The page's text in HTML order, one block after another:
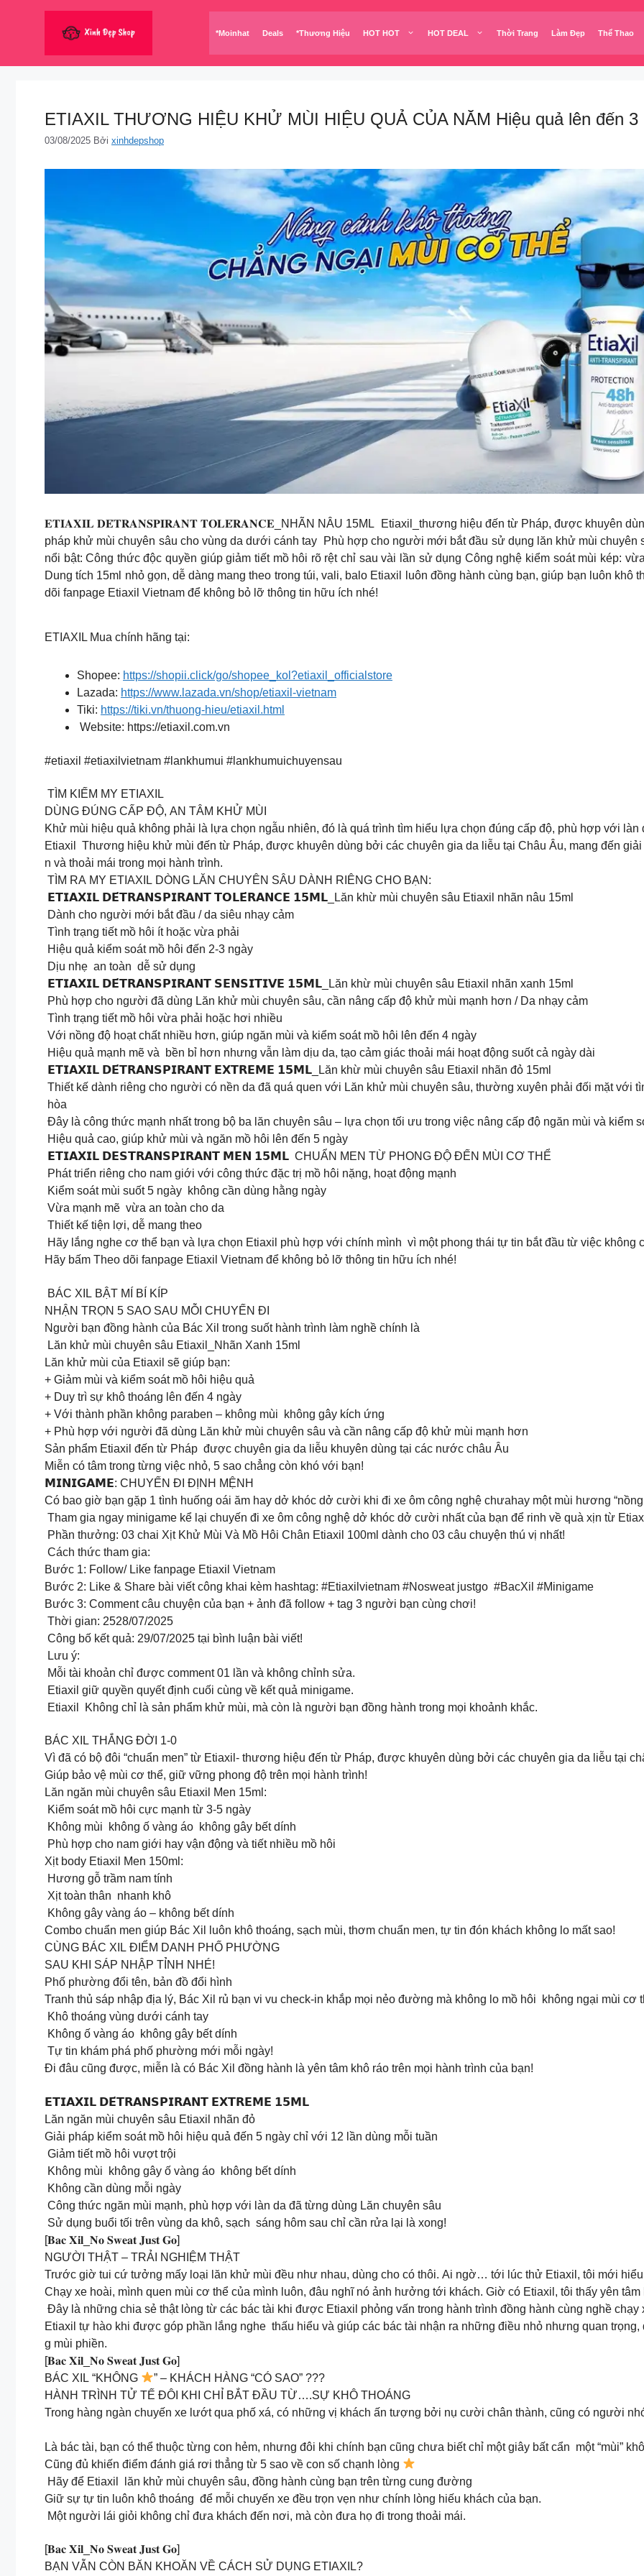
*Moinhat Deals *Thương Hiệu HOT HOT HOT DEAL Thời Trang Làm Đẹp Thể Thao
ETIAXIL THƯƠNG HIỆU KHỬ MÙI HIỆU QUẢ CỦA NĂM Hiệu quả lên đến
03/08/2025 Bởi xinhdepshop
𝐄𝐓𝐈𝐀𝐗𝐈𝐋 𝐃𝐄́𝐓𝐑𝐀𝐍𝐒𝐏𝐈𝐑𝐀𝐍𝐓 𝐓𝐎𝐋𝐄́𝐑𝐀𝐍𝐂𝐄_NHÃN NÂU 15ML Etiaxil_thương hiệu đến từ Pháp, được khuyên
pháp khử mùi chuyên sâu cho vùng da dưới cánh tay Phù hợp cho người mới bắt đầu sử dụng lăn khử mùi
nổi bật: Công thức độc quyền giúp giảm tiết mồ hôi rõ rệt chỉ sau vài lần sử dụng Công nghệ kiểm soát mùi kép:
Dung tích 15ml nhỏ gọn, dễ dàng mang theo trong túi, vali, balo Etiaxil luôn đồng hành cùng bạn, giúp bạn luôn khô
dõi fanpage Etiaxil Vietnam để không bỏ lỡ thông tin hữu ích nhé!
ETIAXIL Mua chính hãng tại:
Shopee: https://shopii.click/go/shopee_kol?etiaxil_officialstore
Lazada: https://www.lazada.vn/shop/etiaxil-vietnam
Tiki: https://tiki.vn/thuong-hieu/etiaxil.html
Website: https://etiaxil.com.vn️
#etiaxil #etiaxilvietnam #lankhumui #lankhumuichuyensau
TÌM KIẾM MY ETIAXIL
DÙNG ĐÚNG CẤP ĐỘ, AN TÂM KHỬ MÙI
Khử mùi hiệu quả không phải là lựa chọn ngẫu nhiên, đó là quá trình tìm hiểu lựa chọn đúng cấp độ, phù hợp với
Etiaxil Thương hiệu khử mùi đến từ Pháp, được khuyên dùng bởi các chuyên gia da liễu tại Châu Âu, mang đến
n và thoải mái trong mọi hành trình.
TÌM RA MY ETIAXIL DÒNG LĂN CHUYÊN SÂU DÀNH RIÊNG CHO BẠN:
𝗘𝗧𝗜𝗔𝗫𝗜𝗟 𝗗𝗘́𝗧𝗥𝗔𝗡𝗦𝗣𝗜𝗥𝗔𝗡𝗧 𝗧𝗢𝗟𝗘́𝗥𝗔𝗡𝗖𝗘 𝟭𝟱𝗠𝗟_Lăn khừ mùi chuyên sâu Etiaxil nhãn nâu 15ml
Dành cho người mới bắt đầu / da siêu nhạy cảm
Tình trạng tiết mồ hôi ít hoặc vừa phải
Hiệu quả kiểm soát mồ hôi đến 2-3 ngày
Dịu nhẹ an toàn dễ sử dụng
𝗘𝗧𝗜𝗔𝗫𝗜𝗟 𝗗𝗘́𝗧𝗥𝗔𝗡𝗦𝗣𝗜𝗥𝗔𝗡𝗧 𝗦𝗘𝗡𝗦𝗜𝗧𝗜𝗩𝗘 𝟭𝟱𝗠𝗟_Lăn khừ mùi chuyên sâu Etiaxil nhãn xanh 15ml
Phù hợp cho người đã dùng Lăn khử mùi chuyên sâu, cần nâng cấp độ khử mùi mạnh hơn / Da nhạy cảm
Tình trạng tiết mồ hôi vừa phải hoặc hơi nhiều
Với nồng độ hoạt chất nhiều hơn, giúp ngăn mùi và kiểm soát mồ hôi lên đến 4 ngày
Hiệu quả mạnh mẽ và bền bỉ hơn nhưng vẫn làm dịu da, tạo cảm giác thoải mái hoạt động suốt cả ngày dài
𝗘𝗧𝗜𝗔𝗫𝗜𝗟 𝗗𝗘́𝗧𝗥𝗔𝗡𝗦𝗣𝗜𝗥𝗔𝗡𝗧 𝗘𝗫𝗧𝗥𝗘𝗠𝗘 𝟭𝟱𝗠𝗟_Lăn khừ mùi chuyên sâu Etiaxil nhãn đỏ 15ml
Thiết kế dành riêng cho người có nền da đã quá quen với Lăn khử mùi chuyên sâu, thường xuyên phải đối mặt với
hòa
Đây là công thức mạnh nhất trong bộ ba lăn chuyên sâu – lựa chọn tối ưu trong việc nâng cấp độ ngăn mùi và kiểm
Hiệu quả cao, giúp khử mùi và ngăn mồ hôi lên đến 5 ngày
𝗘𝗧𝗜𝗔𝗫𝗜𝗟 𝗗𝗘𝗦𝗧𝗥𝗔𝗡𝗦𝗣𝗜𝗥𝗔𝗡𝗧 𝗠𝗘𝗡 𝟭𝟱𝗠𝗟 CHUẨN MEN TỪ PHONG ĐỘ ĐẾN MÙI CƠ THỂ
Phát triển riêng cho nam giới với công thức đặc trị mồ hôi nặng, hoạt động mạnh
Kiểm soát mùi suốt 5 ngày không cần dùng hằng ngày
Vừa mạnh mẽ vừa an toàn cho da
Thiết kế tiện lợi, dễ mang theo
Hãy lắng nghe cơ thể bạn và lựa chọn Etiaxil phù hợp với chính mình vì một phong thái tự tin bắt đầu từ việc không
Hãy bấm Theo dõi fanpage Etiaxil Vietnam để không bỏ lỡ thông tin hữu ích nhé!
BÁC XIL BẬT MÍ BÍ KÍP
NHẬN TRỌN 5 SAO SAU MỖI CHUYẾN ĐI
Người bạn đồng hành của Bác Xil trong suốt hành trình làm nghề chính là
Lăn khử mùi chuyên sâu Etiaxil_Nhãn Xanh 15ml
Lăn khử mùi của Etiaxil sẽ giúp bạn:
+ Giảm mùi và kiểm soát mồ hôi hiệu quả
+ Duy trì sự khô thoáng lên đến 4 ngày
+ Với thành phần không paraben – không mùi không gây kích ứng
+ Phù hợp với người đã dùng Lăn khử mùi chuyên sâu và cần nâng cấp độ khử mùi mạnh hơn
Sản phẩm Etiaxil đến từ Pháp được chuyên gia da liễu khuyên dùng tại các nước châu Âu
Miễn có tâm trong từng việc nhỏ, 5 sao chẳng còn khó với bạn!
𝗠𝗜𝗡𝗜𝗚𝗔𝗠𝗘: CHUYẾN ĐI ĐỊNH MỆNH
Có bao giờ bạn gặp 1 tình huống oái ăm hay dở khóc dở cười khi đi xe ôm công nghệ chưahay một mùi hương
Tham gia ngay minigame kể lại chuyến đi xe ôm công nghệ dở khóc dở cười nhất của bạn để rinh về quà xịn từ
Phần thưởng: 03 chai Xịt Khử Mùi Và Mồ Hôi Chân Etiaxil 100ml dành cho 03 câu chuyện thú vị nhất!
Cách thức tham gia:
Bước 1: Follow/ Like fanpage Etiaxil Vietnam
Bước 2: Like & Share bài viết công khai kèm hashtag: #Etiaxilvietnam #Nosweat justgo #BacXil #Minigame
Bước 3: Comment câu chuyện của bạn + ảnh đã follow + tag 3 người bạn cùng chơi!
Thời gian: 2528/07/2025
Công bố kết quả: 29/07/2025 tại bình luận bài viết!
Lưu ý:
Mỗi tài khoản chỉ được comment 01 lần và không chỉnh sửa.
Etiaxil giữ quyền quyết định cuối cùng về kết quả minigame.
Etiaxil Không chỉ là sản phẩm khử mùi, mà còn là người bạn đồng hành trong mọi khoảnh khắc.
BÁC XIL THẮNG ĐỜI 1-0
Vì đã có bộ đôi “chuẩn men” từ Etiaxil- thương hiệu đến từ Pháp, được khuyên dùng bởi các chuyên gia da liễu tại
Giúp bảo vệ mùi cơ thể, giữ vững phong độ trên mọi hành trình!
Lăn ngăn mùi chuyên sâu Etiaxil Men 15ml:
Kiểm soát mồ hôi cực mạnh từ 3-5 ngày
Không mùi không ố vàng áo không gây bết dính
Phù hợp cho nam giới hay vận động và tiết nhiều mồ hôi
Xịt body Etiaxil Men 150ml:
Hương gỗ trầm nam tính
Xịt toàn thân nhanh khô
Không gây vàng áo – không bết dính
Combo chuẩn men giúp Bác Xil luôn khô thoáng, sạch mùi, thơm chuẩn men, tự tin đón khách không lo mất sao!
CÙNG BÁC XIL ĐIỂM DANH PHỐ PHƯỜNG
SAU KHI SÁP NHẬP TỈNH NHÉ!
Phố phường đổi tên, bản đồ đổi hình
Tranh thủ sáp nhập địa lý, Bác Xil rủ bạn vi vu check-in khắp mọi nẻo đường mà không lo mồ hôi không ngại mùi cơ
Khô thoáng vùng dưới cánh tay
Không ố vàng áo không gây bết dính
Tự tin khám phá phố phường mới mỗi ngày!
Đi đâu cũng được, miễn là có Bác Xil đồng hành là yên tâm khô ráo trên mọi hành trình của bạn!
𝗘𝗧𝗜𝗔𝗫𝗜𝗟 𝗗𝗘́𝗧𝗥𝗔𝗡𝗦𝗣𝗜𝗥𝗔𝗡𝗧 𝗘𝗫𝗧𝗥𝗘𝗠𝗘 𝟭𝟱𝗠𝗟
Lăn ngăn mùi chuyên sâu Etiaxil nhãn đỏ
Giải pháp kiểm soát mồ hôi hiệu quả đến 5 ngày chỉ với 12 lần dùng mỗi tuần
️ Giảm tiết mồ hôi vượt trội
️ Không mùi không gây ố vàng áo không bết dính
️ Không cần dùng mỗi ngày
️ Công thức ngăn mùi mạnh, phù hợp với làn da đã từng dùng Lăn chuyên sâu
Sử dụng buổi tối trên vùng da khô, sạch sáng hôm sau chỉ cần rửa lại là xong!
[𝐁𝐚𝐜 𝐗𝐢𝐥_𝐍𝐨 𝐒𝐰𝐞𝐚𝐭 𝐉𝐮𝐬𝐭 𝐆𝐨]
NGƯỜI THẬT – TRẢI NGHIỆM THẬT
Trước giờ tui cứ tưởng mấy loại lăn khử mùi đều như nhau, dùng cho có thôi. Ai ngờ… tới lúc thử Etiaxil, tôi mới hiểu
Chạy xe hoài, mình quen mùi cơ thể của mình luôn, đâu nghĩ nó ảnh hưởng tới khách. Giờ có Etiaxil, tôi thấy yên
Đây là những chia sẻ thật lòng từ các bác tài khi được Etiaxil phỏng vấn trong hành trình đồng hành cùng nghề chạy
Etiaxil tự hào khi được góp phần lắng nghe thấu hiểu và giúp các bác tài nhận ra những điều nhỏ nhưng quan
g mùi phiền.
[𝐁𝐚𝐜 𝐗𝐢𝐥_𝐍𝐨 𝐒𝐰𝐞𝐚𝐭 𝐉𝐮𝐬𝐭 𝐆𝐨]
BÁC XIL “KHÔNG
” – KHÁCH HÀNG “CÓ SAO” ???
HÀNH TRÌNH TỬ TẾ ĐÔI KHI CHỈ BẮT ĐẦU TỪ….SỰ KHÔ THOÁNG
Trong hàng ngàn chuyến xe lướt qua phố xá, có những vị khách ấn tượng bởi nụ cười chân thành, cũng có người
Là bác tài, bạn có thể thuộc từng con hẻm, nhưng đôi khi chính bạn cũng chưa biết chỉ một giây bất cẩn một “mùi”
Cũng đủ khiến điểm đánh giá rơi thẳng từ 5 sao về con số chạnh lòng
Hãy để Etiaxil lăn khử mùi chuyên sâu, đồng hành cùng bạn trên từng cung đường
Giữ sự tự tin luôn khô thoáng để mỗi chuyến xe đều trọn vẹn như chính lòng hiếu khách của bạn.
Một người lái giỏi không chỉ đưa khách đến nơi, mà còn đưa họ đi trong thoải mái.
[𝐁𝐚𝐜 𝐗𝐢𝐥_𝐍𝐨 𝐒𝐰𝐞𝐚𝐭 𝐉𝐮𝐬𝐭 𝐆𝐨]
BẠN VẪN CÒN BĂN KHOĂN VỀ CÁCH SỬ DỤNG ETIAXIL?